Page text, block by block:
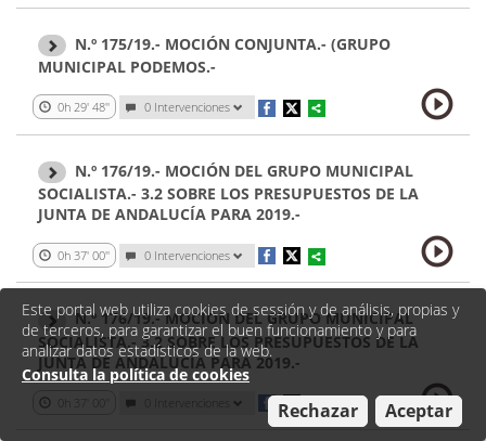
N.º 175/19.- MOCIÓN CONJUNTA.- (GRUPO
MUNICIPAL PODEMOS.-
0h 29' 48'' 0 Intervenciones
N.º 176/19.- MOCIÓN DEL GRUPO MUNICIPAL
SOCIALISTA.- 3.2 SOBRE LOS PRESUPUESTOS DE LA
JUNTA DE ANDALUCÍA PARA 2019.-
0h 37' 00'' 0 Intervenciones
N.º 176/19.- MOCIÓN DEL GRUPO MUNICIPAL
SOCIALISTA.- 3.2 SOBRE LOS PRESUPUESTOS DE LA
JUNTA DE ANDALUCÍA PARA 2019.-
0h 37' 00''
Este portal web utiliza cookies de sessión y de análisis, propias y
de terceros, para garantizar el buen funcionamiento y para
analizar datos estadísticos de la web.
Consulta la política de cookies
Rechazar Aceptar